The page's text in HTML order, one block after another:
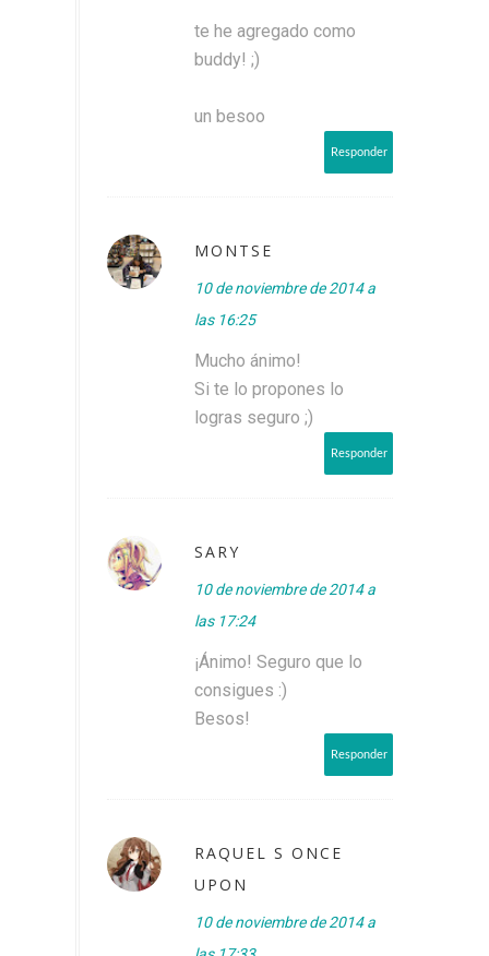
te he agregado como
buddy! ;)
un besoo
Responder
MONTSE
10 de noviembre de 2014 a
las 16:25
Mucho ánimo!
Si te lo propones lo
logras seguro ;)
Responder
SARY
10 de noviembre de 2014 a
las 17:24
¡Ánimo! Seguro que lo
consigues :)
Besos!
Responder
RAQUEL S ONCE
UPON
10 de noviembre de 2014 a